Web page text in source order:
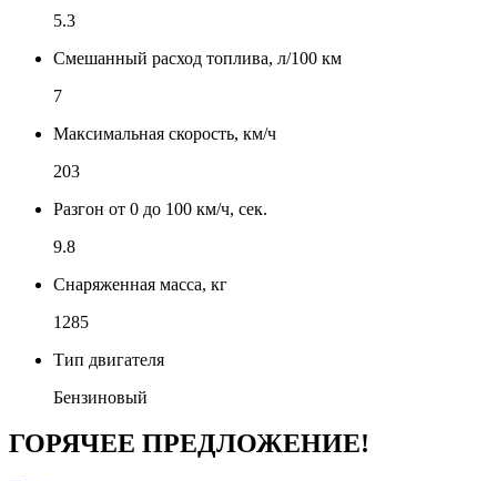
5.3
Смешанный расход топлива, л/100 км
7
Максимальная скорость, км/ч
203
Разгон от 0 до 100 км/ч, сек.
9.8
Снаряженная масса, кг
1285
Тип двигателя
Бензиновый
ГОРЯЧЕЕ ПРЕДЛОЖЕНИЕ!